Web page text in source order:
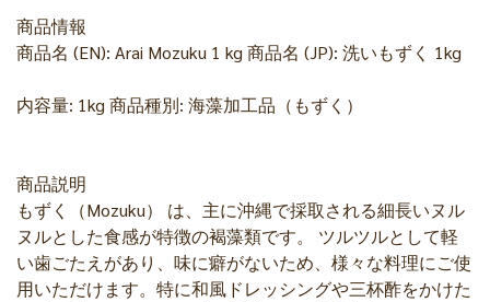
商品情報
商品名 (EN): Arai Mozuku 1 kg 商品名 (JP): 洗いもずく 1kg
内容量: 1kg 商品種別: 海藻加工品（もずく）
商品説明
もずく（Mozuku） は、主に沖縄で採取される細長いヌル
ヌルとした食感が特徴の褐藻類です。 ツルツルとして軽
い歯ごたえがあり、味に癖がないため、様々な料理にご使
用いただけます。特に和風ドレッシングや三杯酢をかけた